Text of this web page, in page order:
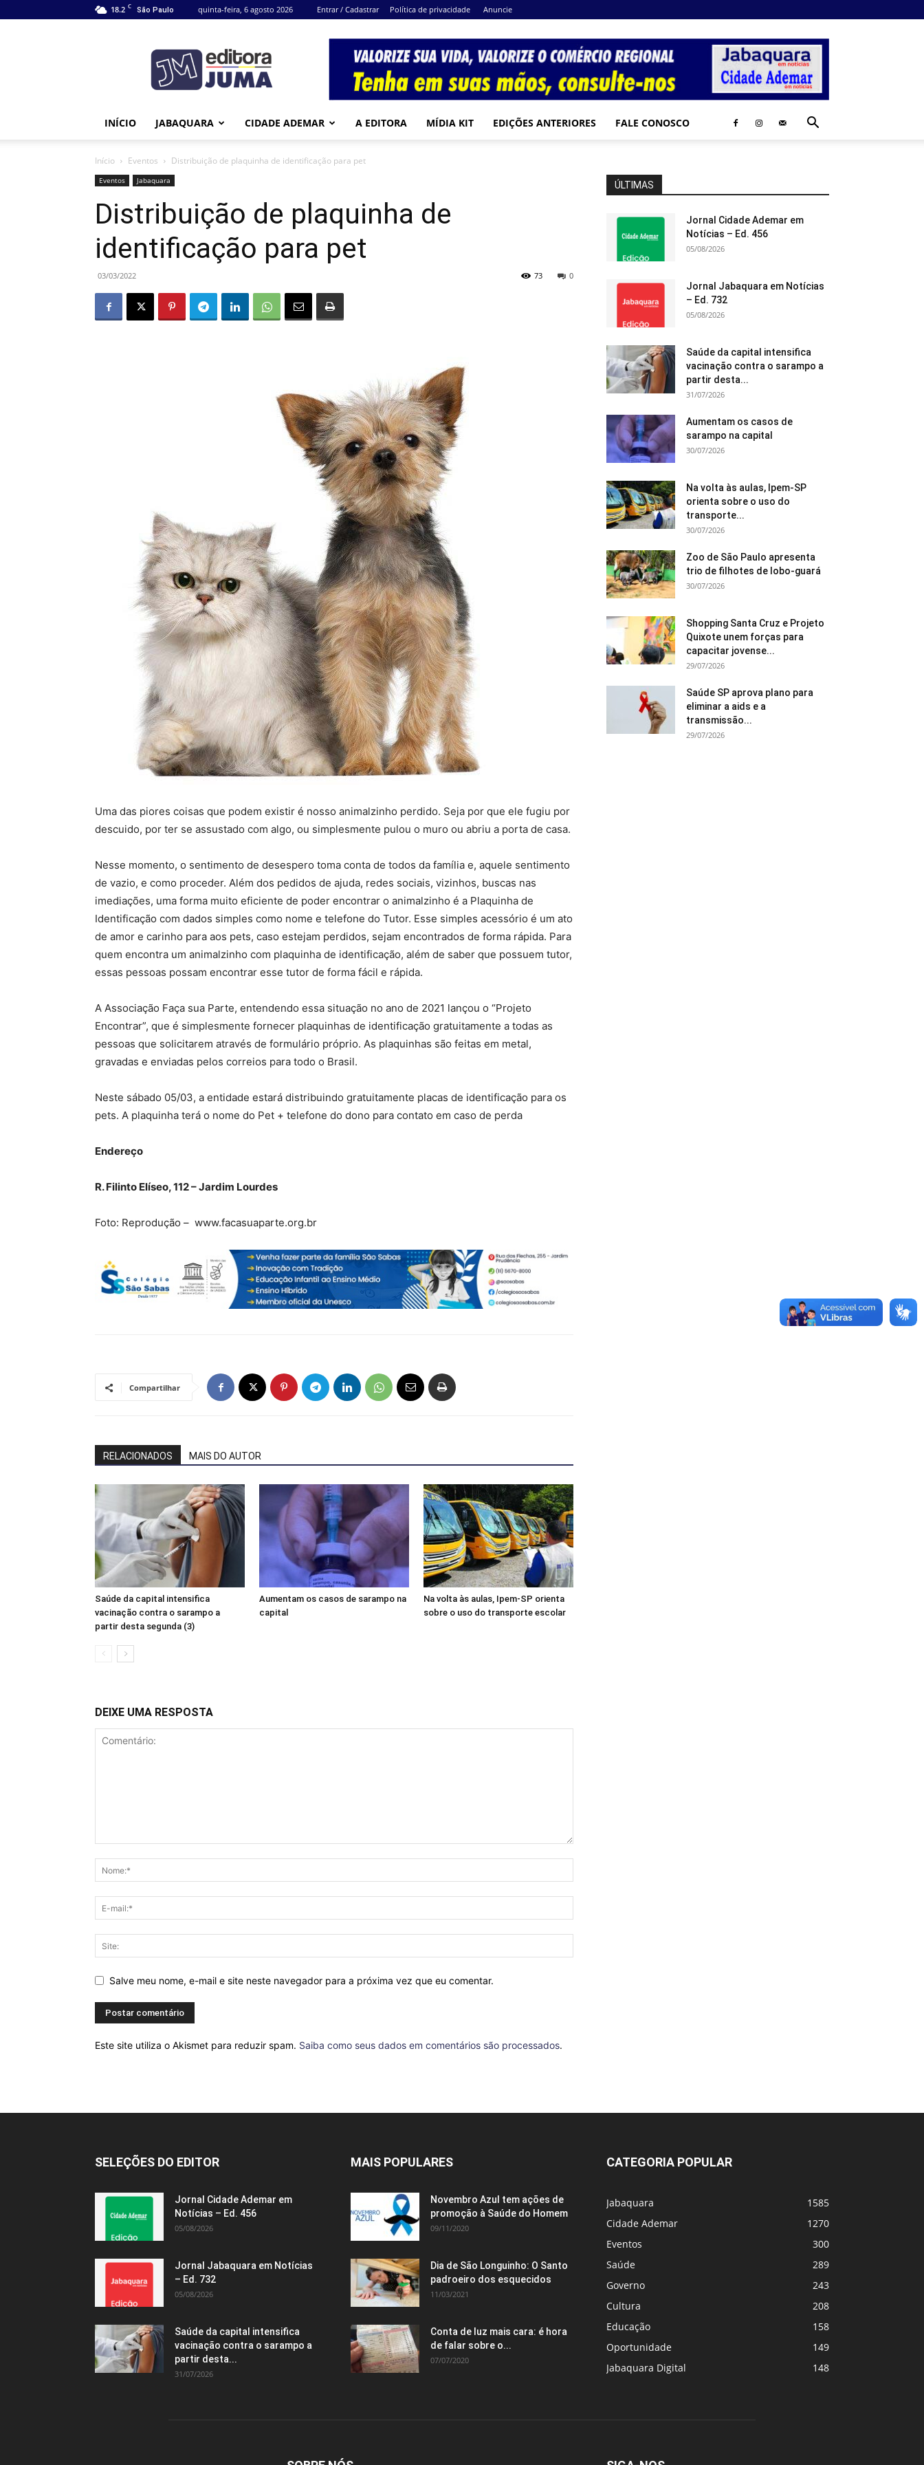
18.2 C São Paulo quinta-feira, 6 agosto 2026 Entrar / Cadastrar Política de privacidade Anuncie
Juma
INÍCIO JABAQUARA CIDADE ADEMAR A EDITORA MÍDIA KIT EDIÇÕES ANTERIORES FALE CONOSCO
Início Eventos Distribuição de plaquinha de identificação para pet
Eventos Jabaquara
Distribuição de plaquinha de
identificação para pet
03/03/2022 0
73
Uma das piores coisas que podem existir é nosso animalzinho perdido. Seja por que ele fugiu por
descuido, por ter se assustado com algo, ou simplesmente pulou o muro ou abriu a porta de casa.
Nesse momento, o sentimento de desespero toma conta de todos da família e, aquele sentimento
de vazio, e como proceder. Além dos pedidos de ajuda, redes sociais, vizinhos, buscas nas
imediações, uma forma muito eficiente de poder encontrar o animalzinho é a Plaquinha de
Identificação com dados simples como nome e telefone do Tutor. Esse simples acessório é um ato
de amor e carinho para aos pets, caso estejam perdidos, sejam encontrados de forma rápida. Para
quem encontra um animalzinho com plaquinha de identificação, além de saber que possuem tutor,
essas pessoas possam encontrar esse tutor de forma fácil e rápida.
A Associação Faça sua Parte, entendendo essa situação no ano de 2021 lançou o “Projeto
Encontrar”, que é simplesmente fornecer plaquinhas de identificação gratuitamente a todas as
pessoas que solicitarem através de formulário próprio. As plaquinhas são feitas em metal,
gravadas e enviadas pelos correios para todo o Brasil.
Neste sábado 05/03, a entidade estará distribuindo gratuitamente placas de identificação para os
pets. A plaquinha terá o nome do Pet + telefone do dono para contato em caso de perda
Endereço
R. Filinto Elíseo, 112 – Jardim Lourdes
Foto: Reprodução – www.facasuaparte.org.br
Compartilhar
RELACIONADOS MAIS DO AUTOR
Saúde da capital intensifica
vacinação contra o sarampo a
partir desta segunda (3)
Aumentam os casos de sarampo na
capital
Na volta às aulas, Ipem-SP orienta
sobre o uso do transporte escolar
DEIXE UMA RESPOSTA
Salve meu nome, e-mail e site neste navegador para a próxima vez que eu comentar.
Este site utiliza o Akismet para reduzir spam. Saiba como seus dados em comentários são processados.
ÚLTIMAS
Jornal Cidade Ademar em
Notícias – Ed. 456
05/08/2026
Jornal Jabaquara em Notícias
– Ed. 732
05/08/2026
Saúde da capital intensifica
vacinação contra o sarampo a
partir desta...
31/07/2026
Aumentam os casos de
sarampo na capital
30/07/2026
Na volta às aulas, Ipem-SP
orienta sobre o uso do
transporte...
30/07/2026
Zoo de São Paulo apresenta
trio de filhotes de lobo-guará
30/07/2026
Shopping Santa Cruz e Projeto
Quixote unem forças para
capacitar jovense...
29/07/2026
Saúde SP aprova plano para
eliminar a aids e a
transmissão...
29/07/2026
SELEÇÕES DO EDITOR
Jornal Cidade Ademar em
Notícias – Ed. 456
05/08/2026
Jornal Jabaquara em Notícias
– Ed. 732
05/08/2026
Saúde da capital intensifica
vacinação contra o sarampo a
partir desta...
31/07/2026
MAIS POPULARES
Novembro Azul tem ações de
promoção à Saúde do Homem
09/11/2020
Dia de São Longuinho: O Santo
padroeiro dos esquecidos
11/03/2021
Conta de luz mais cara: é hora
de falar sobre o...
07/07/2020
CATEGORIA POPULAR
Jabaquara
1585
Cidade Ademar
1270
Eventos
300
Saúde
289
Governo
243
Cultura
208
Educação
158
Oportunidade
149
Jabaquara Digital
148